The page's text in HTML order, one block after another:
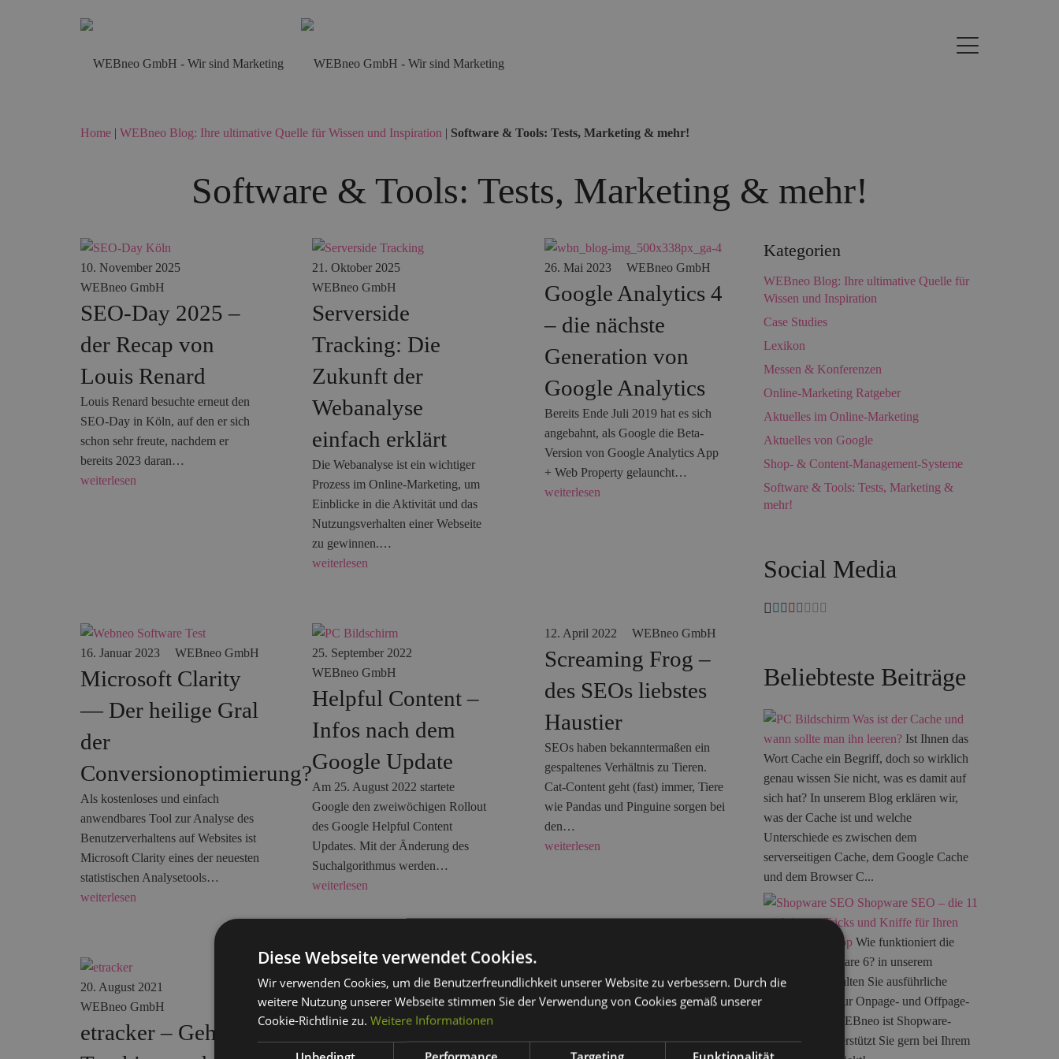
Home | WEBneo Blog: Ihre ultimative Quelle für Wissen und Inspiration | Software & Tools: Tests, Marketing & mehr!
Software & Tools: Tests, Marketing & mehr!
10. November 2025
WEBneo GmbH
SEO-Day 2025 –
der Recap von
Louis Renard
Louis Renard besuchte erneut den
SEO-Day in Köln, auf den er sich
schon sehr freute, nachdem er
bereits 2023 daran…
weiterlesen
21. Oktober 2025
WEBneo GmbH
Serverside
Tracking: Die
Zukunft der
Webanalyse
einfach erklärt
Die Webanalyse ist ein wichtiger
Prozess im Online-Marketing, um
Einblicke in die Aktivität und das
Nutzungsverhalten einer Webseite
zu gewinnen.…
weiterlesen
26. Mai 2023 WEBneo GmbH
Google Analytics 4
– die nächste
Generation von
Google Analytics
Bereits Ende Juli 2019 hat es sich
angebahnt, als Google die Beta-
Version von Google Analytics App
+ Web Property gelauncht…
weiterlesen
16. Januar 2023 WEBneo GmbH
Microsoft Clarity
— Der heilige Gral
der
Conversionoptimierung?
Als kostenloses und einfach
anwendbares Tool zur Analyse des
Benutzerverhaltens auf Websites ist
Microsoft Clarity eines der neuesten
statistischen Analysetools…
weiterlesen
25. September 2022
WEBneo GmbH
Helpful Content –
Infos nach dem
Google Update
Am 25. August 2022 startete
Google den zweiwöchigen Rollout
des Google Helpful Content
Updates. Mit der Änderung des
Suchalgorithmus werden…
weiterlesen
12. April 2022 WEBneo GmbH
Screaming Frog –
des SEOs liebstes
Haustier
SEOs haben bekanntermaßen ein
gespaltenes Verhältnis zu Tieren.
Cat-Content geht (fast) immer, Tiere
wie Pandas und Pinguine sorgen bei
den…
weiterlesen
20. August 2021
WEBneo GmbH
etracker – Geht
8. Oktober 2019 WEBneo GmbH
Aus Bing Ads wird
WEBneo GmbH
Das Google Ads
Keyword-Tool im
Kategorien
WEBneo Blog: Ihre ultimative Quelle für
Wissen und Inspiration
Case Studies
Lexikon
Messen & Konferenzen
Online-Marketing Ratgeber
Aktuelles im Online-Marketing
Aktuelles von Google
Shop- & Content-Management-Systeme
Software & Tools: Tests, Marketing &
mehr!
Social Media
Beliebteste Beiträge
Was ist der Cache und
wann sollte man ihn leeren? Ist Ihnen das
Wort Cache ein Begriff, doch so wirklich
genau wissen Sie nicht, was es damit auf
sich hat? In unserem Blog erklären wir,
was der Cache ist und welche
Unterschiede es zwischen dem
serverseitigen Cache, dem Google Cache
und dem Browser C...
Shopware SEO – die 11
wichtigsten Tricks und Kniffe für Ihren
Shopware 6 Shop Wie funktioniert die
SEO bei Shopware 6? in unserem
Blogbeitrag erhalten Sie ausführliche
Informationen zur Onpage- und Offpage-
Optimierung. WEBneo ist Shopware-
Partner und unterstützt Sie gern bei Ihrem
Diese Webseite verwendet Cookies.
Wir verwenden Cookies, um die Benutzerfreundlichkeit unserer Website zu verbessern. Durch die
weitere Nutzung unserer Webseite stimmen Sie der Verwendung von Cookies gemäß unserer
Cookie-Richtlinie zu. Weitere Informationen